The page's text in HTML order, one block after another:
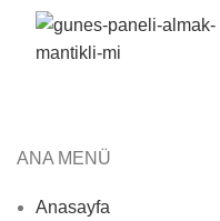
ANA MENÜ
Anasayfa